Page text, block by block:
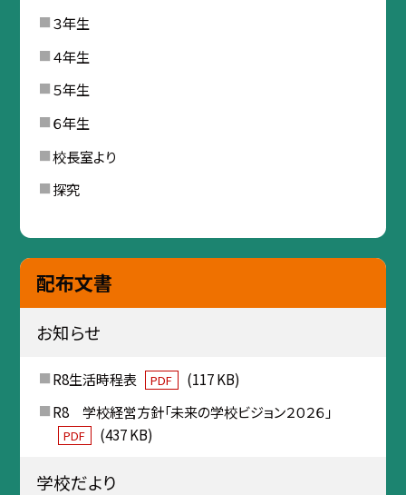
３年生
４年生
５年生
６年生
校長室より
探究
配布文書
お知らせ
R8生活時程表 PDF
(117 KB)
R8 学校経営方針「未来の学校ビジョン２０２６」
PDF (437 KB)
学校だより